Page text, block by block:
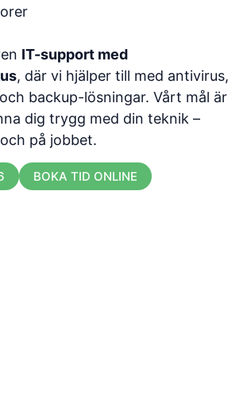
IT-support med
, där vi hjälper till med antivirus,
backup-lösningar. Vårt mål är
dig trygg med din teknik –
på jobbet.
BOKA TID ONLINE